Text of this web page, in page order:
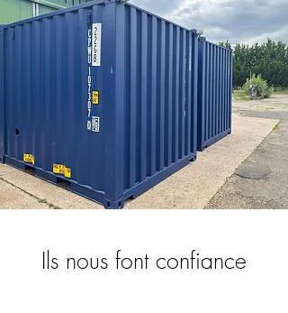
Ils nous font confiance